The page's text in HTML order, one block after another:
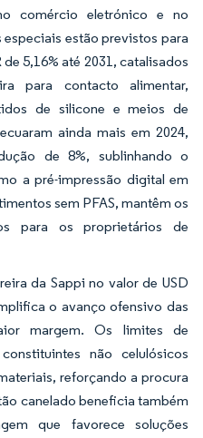
comércio eletrónico e no
estão previstos para
5,16% até 2031, catalisados
para contacto alimentar,
de silicone e meios de
ainda mais em 2024,
de 8%, sublinhando o
a pré-impressão digital em
sem PFAS, mantêm os
para os proprietários de
da Sappi no valor de USD
o avanço ofensivo das
margem. Os limites de
não celulósicos
reforçando a procura
canelado beneficia também
que favorece soluções